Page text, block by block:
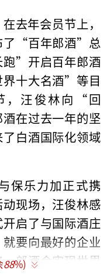
去年会员节上，
了“百年郎酒”总
”开启百年郎酒
十大名酒”等目
，汪俊林向“回
在过去一年的坚
白酒国际化领域
保乐力加正式携
现场，汪俊林感
启了与国际酒庄
要向最好的企业
郎酒会实现世界
88%)